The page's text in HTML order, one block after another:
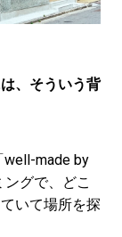
、そういう背
well-made by
ングで、どこ
いて場所を探